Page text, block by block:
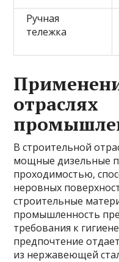
Ручная
тележка
отраслях
В строительной
мощные дизельные
проходимостью,
неровных
строительные
промышленность
требования к
предпочтение
из нержавеющей